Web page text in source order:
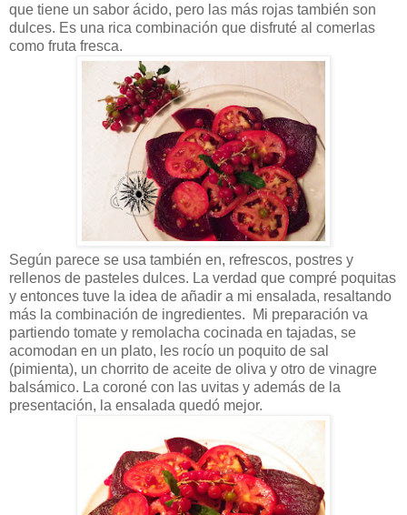
que tiene un sabor ácido, pero las más rojas también son
dulces. Es una rica combinación que disfruté al comerlas
como fruta fresca.
Según parece se usa también en, refrescos, postres y
rellenos de pasteles dulces. La verdad que compré poquitas
y entonces tuve la idea de añadir a mi ensalada, resaltando
más la combinación de ingredientes. Mi preparación va
partiendo tomate y remolacha cocinada en tajadas, se
acomodan en un plato, les rocío un poquito de sal
(pimienta), un chorrito de aceite de oliva y otro de vinagre
balsámico. La coroné con las uvitas y además de la
presentación, la ensalada quedó mejor.